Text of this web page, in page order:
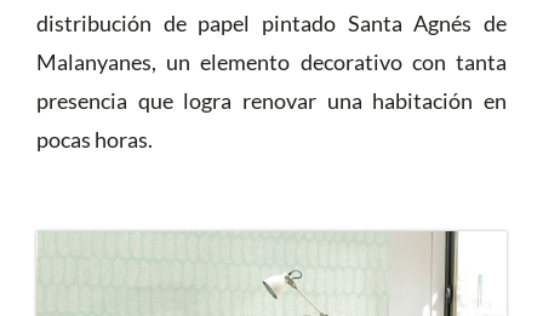
distribución de papel pintado Santa Agnés de
Malanyanes, un elemento decorativo con tanta
presencia que logra renovar una habitación en
pocas horas.